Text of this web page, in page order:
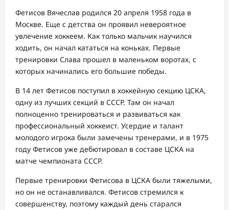
Фетисов Вячеслав родился 20 апреля 1958 года в
Москве. Еще с детства он проявил невероятное
увлечение хоккеем. Как только мальчик научился
ходить, он начал кататься на коньках. Первые
тренировки Слава прошел в маленьком воротах, с
которых начинались его большие победы.
В 14 лет Фетисов поступил в хоккейную секцию ЦСКА,
одну из лучших секций в СССР. Там он начал
полноценно тренироваться и развиваться как
профессиональный хоккеист. Усердие и талант
молодого игрока были замечены тренерами, и в 1975
году Фетисов уже дебютировал в составе ЦСКА на
матче чемпионата СССР.
Первые тренировки Фетисова в ЦСКА были тяжелыми,
но он не останавливался. Фетисов стремился к
совершенству, поэтому каждый день старался